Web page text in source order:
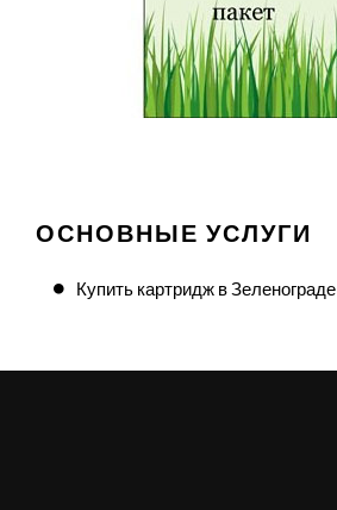
ОСНОВНЫЕ УСЛУГИ
Купить картридж в Зеленограде